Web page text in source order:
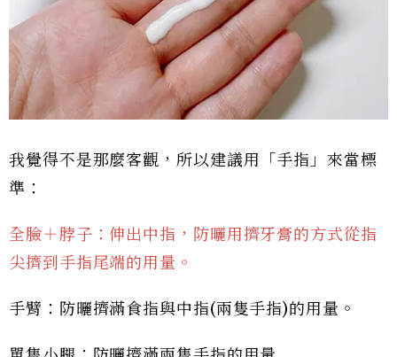
我覺得不是那麼客觀，所以建議用「手指」來當標
準：
全臉＋脖子：伸出中指，防曬用擠牙膏的方式從指
尖擠到手指尾端的用量。
手臂：防曬擠滿食指與中指(兩隻手指)的用量。